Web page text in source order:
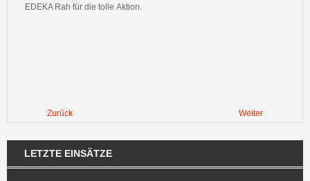
EDEKA Rah für die tolle Aktion.
Zurück Weiter
LETZTE EINSÄTZE